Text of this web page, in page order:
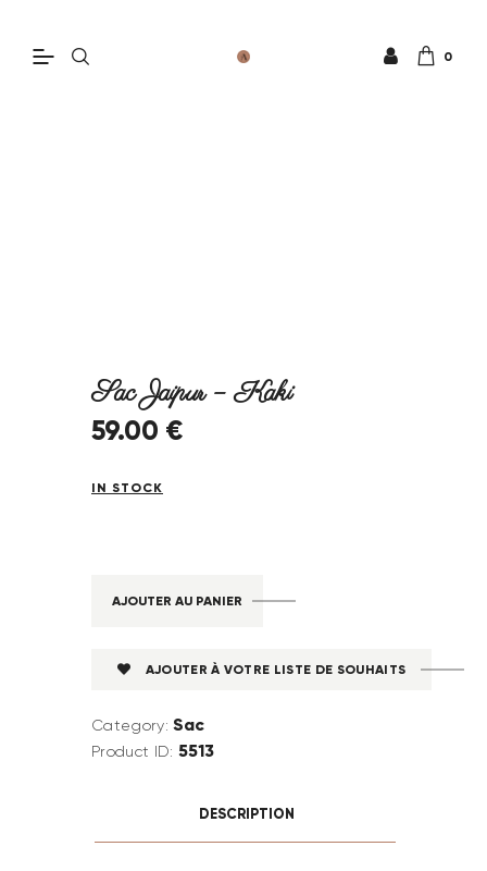
0
Sac Jaipur – Kaki
59.00 €
IN STOCK
AJOUTER AU PANIER
AJOUTER À VOTRE LISTE DE SOUHAITS
Category:Sac
Product ID: 5513
DESCRIPTION